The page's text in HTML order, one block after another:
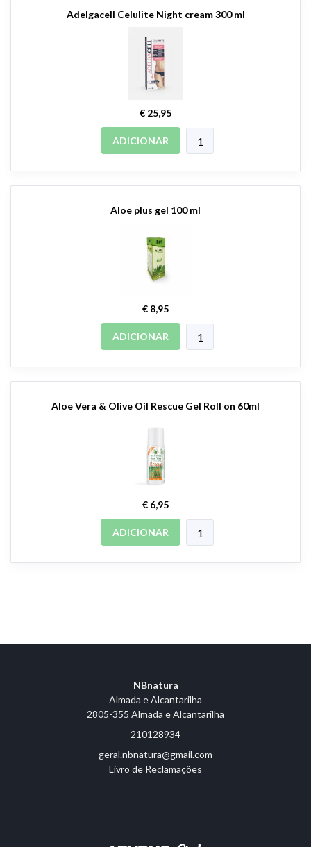
Adelgacell Celulite Night cream 300 ml
€ 25,95
ADICIONAR
Aloe plus gel 100 ml
€ 8,95
ADICIONAR
Aloe Vera & Olive Oil Rescue Gel Roll on 60ml
€ 6,95
ADICIONAR
NBnatura
Almada e Alcantarilha
2805-355 Almada e Alcantarilha
210128934
geral.nbnatura@gmail.com
Livro de Reclamações